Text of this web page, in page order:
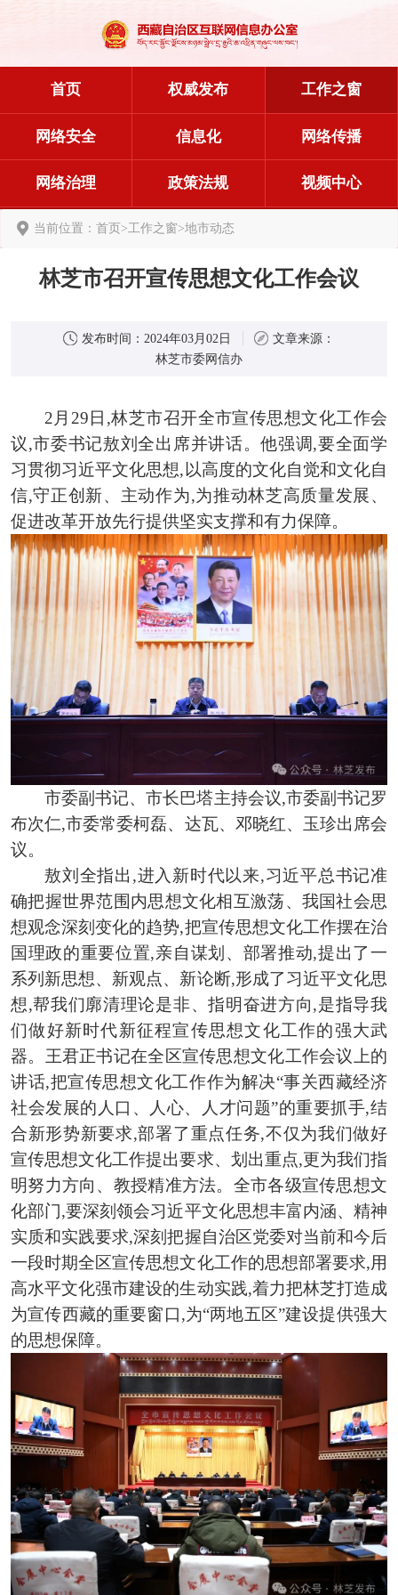
首页 权威发布 工作之窗
网络安全 信息化 网络传播
网络治理 政策法规 视频中心
当前位置： 首页>工作之窗>地市动态
林芝市召开宣传思想文化工作会议
发布时间： 2024年03月02日
文章来源：
林芝市委网信办
2月29日,林芝市召开全市宣传思想文化工作会
议,市委书记敖刘全出席并讲话。他强调,要全面学
习贯彻习近平文化思想,以高度的文化自觉和文化自
信,守正创新、主动作为,为推动林芝高质量发展、
促进改革开放先行提供坚实支撑和有力保障。
市委副书记、市长巴塔主持会议,市委副书记罗
布次仁,市委常委柯磊、达瓦、邓晓红、玉珍出席会
议。
敖刘全指出,进入新时代以来,习近平总书记准
确把握世界范围内思想文化相互激荡、我国社会思
想观念深刻变化的趋势,把宣传思想文化工作摆在治
国理政的重要位置,亲自谋划、部署推动,提出了一
系列新思想、新观点、新论断,形成了习近平文化思
想,帮我们廓清理论是非、指明奋进方向,是指导我
们做好新时代新征程宣传思想文化工作的强大武
器。王君正书记在全区宣传思想文化工作会议上的
讲话,把宣传思想文化工作作为解决“事关西藏经济
社会发展的人口、人心、人才问题”的重要抓手,结
合新形势新要求,部署了重点任务,不仅为我们做好
宣传思想文化工作提出要求、划出重点,更为我们指
明努力方向、教授精准方法。全市各级宣传思想文
化部门,要深刻领会习近平文化思想丰富内涵、精神
实质和实践要求,深刻把握自治区党委对当前和今后
一段时期全区宣传思想文化工作的思想部署要求,用
高水平文化强市建设的生动实践,着力把林芝打造成
为宣传西藏的重要窗口,为“两地五区”建设提供强大
的思想保障。